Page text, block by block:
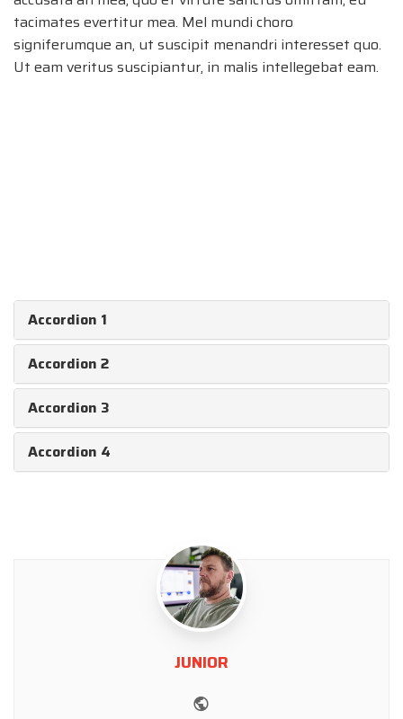
tacimates evertitur mea. Mel mundi choro
signiferumque an, ut suscipit menandri interesset quo.
Ut eam veritus suscipiantur, in malis intellegebat eam.
Accordion 1
Accordion 2
Accordion 3
Accordion 4
JUNIOR